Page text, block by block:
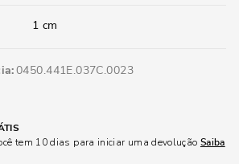
1 cm
0450.441E.037C.0023
tem 10 dias para iniciar uma devolução Saiba